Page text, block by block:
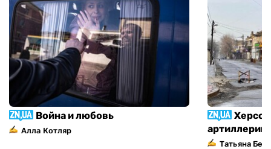
Война и любовь
Алла Котляр
Татьяна